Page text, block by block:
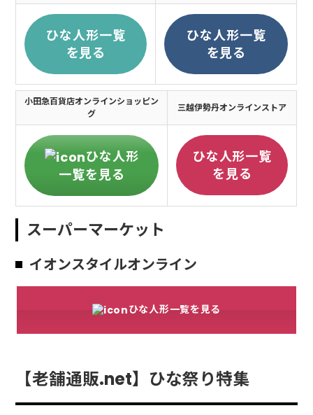
ひな人形一覧
を見る
ひな人形一覧
を見る
小田急百貨店オンラインショッピン
グ
三越伊勢丹オンラインストア
ひな人形
一覧を見る
ひな人形一覧
を見る
スーパーマーケット
イオンスタイルオンライン
ひな人形一覧を見る
【老舗通販.net】ひな祭り特集